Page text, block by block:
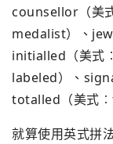
counsellor（美
medalist）、
initialled（美式
labeled）、
totalled（美式
就算使用英式拼